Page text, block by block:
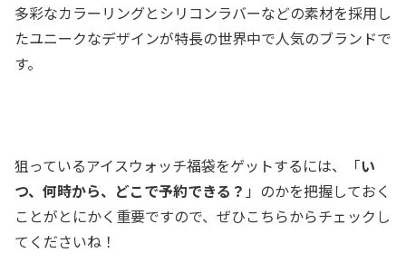
多彩なカラーリングとシリコンラバーなどの素材を採用し
たユニークなデザインが特長の世界中で人気のブランドで
す。
狙っているアイスウォッチ福袋をゲットするには、「い
つ、何時から、どこで予約できる？ 」のかを把握しておく
ことがとにかく重要ですので、ぜひこちらからチェックし
てくださいね！